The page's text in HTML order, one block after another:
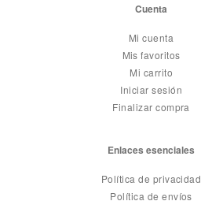
Cuenta
Mi cuenta
Mis favoritos
Mi carrito
Iniciar sesión
Finalizar compra
Enlaces esenciales
Política de privacidad
Política de envíos